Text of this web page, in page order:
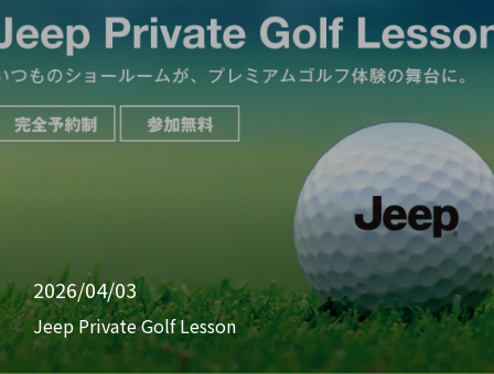
2026/04/03
Jeep Private Golf Lesson